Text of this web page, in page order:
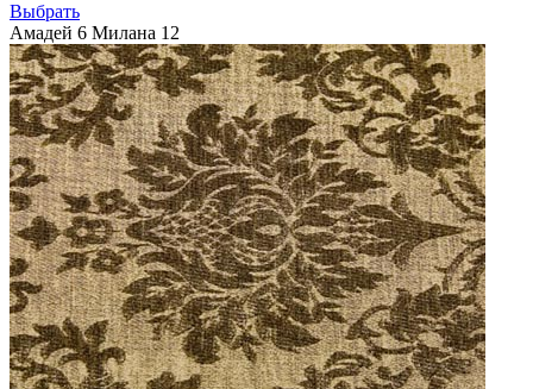
Выбрать
Амадей 6 Милана 12